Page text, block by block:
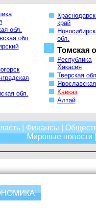
обл.
обл.
обл.
край
обл.
Томская
Республика
Хакасия
Тверская
Кавказ
Алтай
| Финансы
Мировые новости